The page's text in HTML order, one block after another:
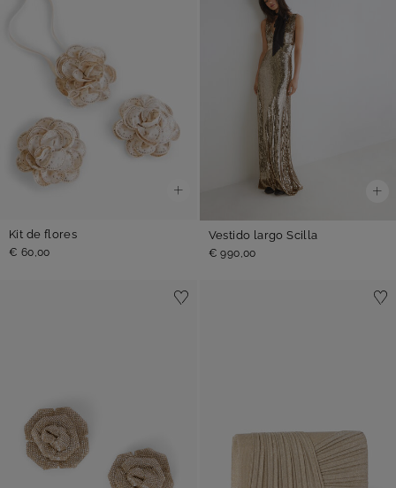
Kit de flores
€ 60,00
Vestido largo Scilla
€ 990,00